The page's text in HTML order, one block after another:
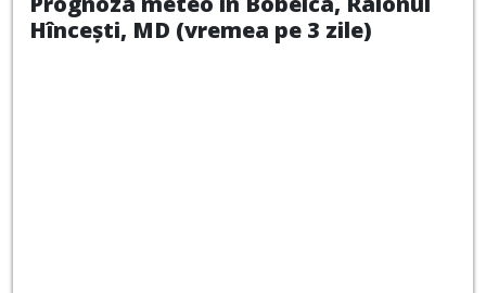
Hîncești, MD (vremea pe 3 zile)